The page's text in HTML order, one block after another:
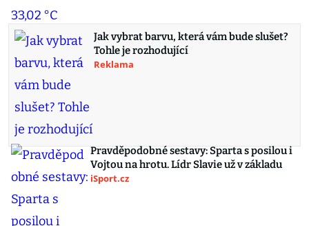
Jak vybrat barvu, která vám bude slušet?
Tohle je rozhodující
Reklama
Pravděpodobné sestavy: Sparta s posilou i
Vojtou na hrotu. Lídr Slavie už v základu
iSport.cz